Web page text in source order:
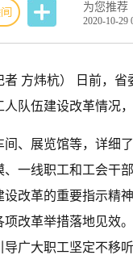
为您推荐
2020-10-29
者 方炜杭） 日前，
队伍建设改革情况
、展览馆等，详细
一线职工和工会干
改革的重要指示精
改革举措落地见效
广大职工坚定不移